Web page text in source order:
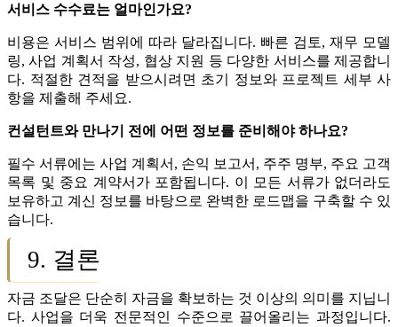
서비스 수수료는 얼마인가요?
비용은 서비스 범위에 따라 달라집니다. 빠른 검토, 재무 모델
링, 사업 계획서 작성, 협상 지원 등 다양한 서비스를 제공합니
다. 적절한 견적을 받으시려면 초기 정보와 프로젝트 세부 사
항을 제출해 주세요.
컨설턴트와 만나기 전에 어떤 정보를 준비해야 하나요?
필수 서류에는 사업 계획서, 손익 보고서, 주주 명부, 주요 고객
목록 및 중요 계약서가 포함됩니다. 이 모든 서류가 없더라도
보유하고 계신 정보를 바탕으로 완벽한 로드맵을 구축할 수 있
습니다.
9. 결론
자금 조달은 단순히 자금을 확보하는 것 이상의 의미를 지닙니
다. 사업을 더욱 전문적인 수준으로 끌어올리는 과정입니다.